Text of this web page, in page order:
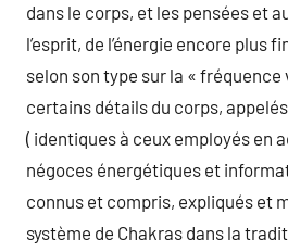
dans le corps, et les pensées et
l’esprit, de l’énergie encore plus
selon son type sur la « fréquence
certains détails du corps,
( identiques à ceux employés en
négoces énergétiques et
connus et compris, expliqués et
système de Chakras dans la